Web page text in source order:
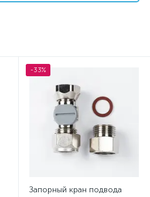
-33%
Запорный кран подвода